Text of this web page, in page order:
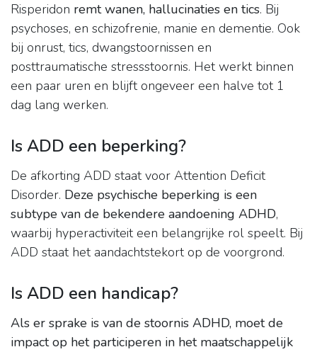
Risperidon remt wanen, hallucinaties en tics. Bij
psychoses, en schizofrenie, manie en dementie. Ook
bij onrust, tics, dwangstoornissen en
posttraumatische stressstoornis. Het werkt binnen
een paar uren en blijft ongeveer een halve tot 1
dag lang werken.
Is ADD een beperking?
De afkorting ADD staat voor Attention Deficit
Disorder. Deze psychische beperking is een
subtype van de bekendere aandoening ADHD,
waarbij hyperactiviteit een belangrijke rol speelt. Bij
ADD staat het aandachtstekort op de voorgrond.
Is ADD een handicap?
Als er sprake is van de stoornis ADHD, moet de
impact op het participeren in het maatschappelijk